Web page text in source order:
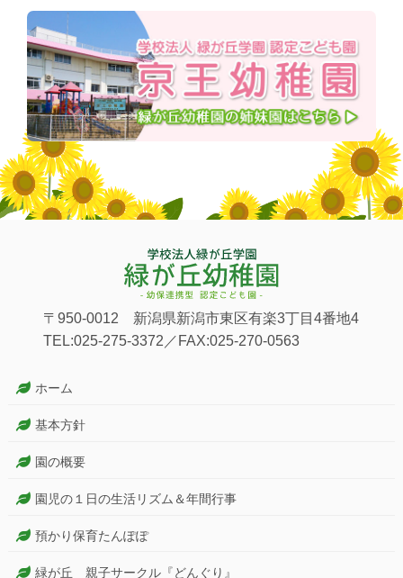
〒950-0012 新潟県新潟市東区有楽3丁目4番地4
TEL:025-275-3372／FAX:025-270-0563
ホーム
基本方針
園の概要
園児の１日の生活リズム＆年間行事
預かり保育たんぽぽ
緑が丘 親子サークル『どんぐり』